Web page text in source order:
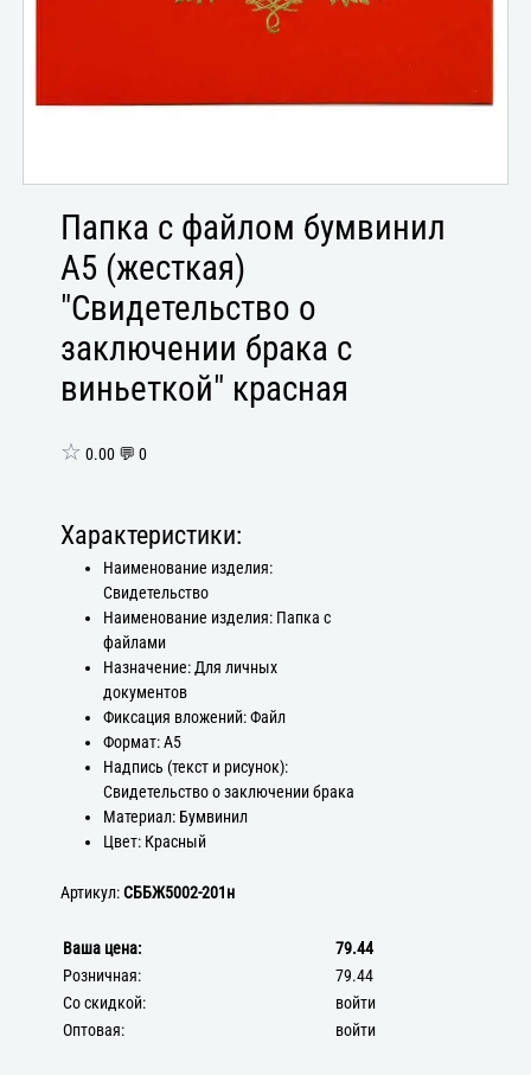
Папка с файлом бумвинил
А5 (жесткая)
"Свидетельство о
заключении брака с
виньеткой" красная
☆ 0.00 💬 0
Характеристики:
Наименование изделия:
Свидетельство
Наименование изделия: Папка с
файлами
Назначение: Для личных
документов
Фиксация вложений: Файл
Формат: А5
Надпись (текст и рисунок):
Свидетельство о заключении брака
Материал: Бумвинил
Цвет: Красный
Артикул:СББЖ5002-201н
Ваша цена:
79.44
Розничная:
79.44
Со скидкой:
войти
Оптовая:
войти